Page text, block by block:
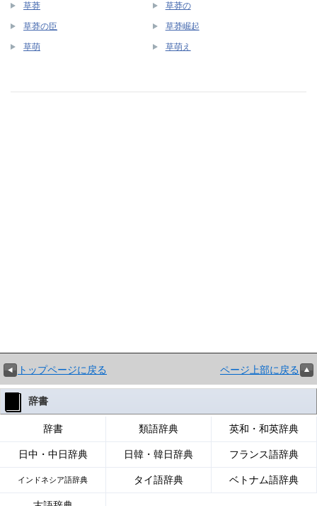
草莽 草莽の
草莽の臣 草莽崛起
草萌 草萌え
トップページに戻る ページ上部に戻る
辞書
辞書 類語辞典 英和・和英辞典
日中・中日辞典 日韓・韓日辞典 フランス語辞典
インドネシア語辞典 タイ語辞典 ベトナム語辞典